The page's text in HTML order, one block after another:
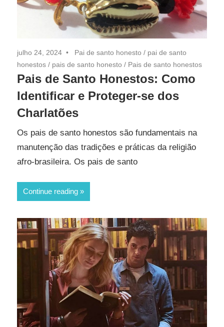
julho 24, 2024 Pai de santo honesto / pai de santo
honestos / pais de santo honesto / Pais de santo honestos
Pais de Santo Honestos: Como
Identificar e Proteger-se dos
Charlatões
Os pais de santo honestos são fundamentais na
manutenção das tradições e práticas da religião
afro-brasileira. Os pais de santo
Continue reading